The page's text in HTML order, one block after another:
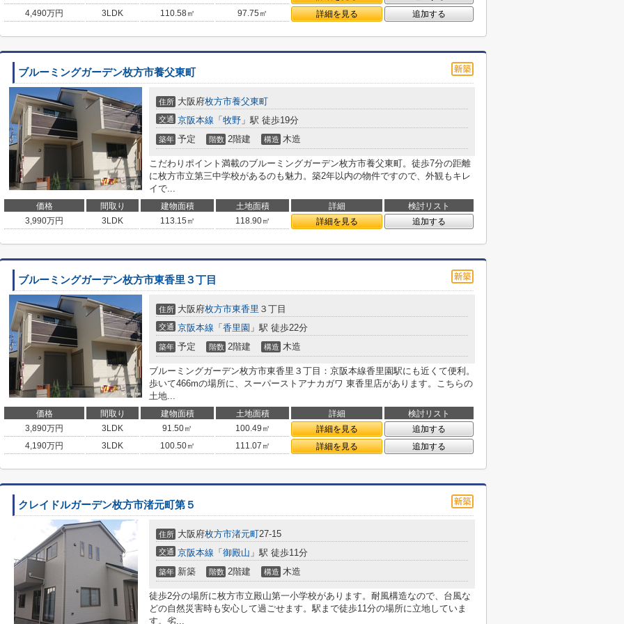
4,490万円 3LDK 110.58㎡ 97.75㎡ 詳細を見る 追加する
ブルーミングガーデン枚方市養父東町
住所 大阪府枚方市養父東町
交通 京阪本線 「 牧野 」駅 徒歩19分
築年 予定 階数 2階建 構造 木造
こだわりポイント満載のブルーミングガーデン枚方市養父東町。徒歩7分の距離
に枚方市立第三中学校があるのも魅力。築2年以内の物件ですので、外観もキレ
イで...
価格 間取り 建物面積 土地面積 詳細
検討リスト
3,990万円 3LDK 113.15㎡ 118.90㎡ 詳細を見る 追加する
ブルーミングガーデン枚方市東香里３丁目
住所 大阪府枚方市東香里 ３丁目
交通 京阪本線 「 香里園 」駅 徒歩22分
築年 予定 階数 2階建 構造 木造
ブルーミングガーデン枚方市東香里３丁目：京阪本線香里園駅にも近くて便利。
歩いて466mの場所に、スーパーストアナカガワ 東香里店があります。こちらの
土地...
価格 間取り 建物面積 土地面積 詳細
検討リスト
3,890万円 3LDK 91.50㎡ 100.49㎡ 詳細を見る
追加する
4,190万円 3LDK 100.50㎡ 111.07㎡ 詳細を見る 追加する
クレイドルガーデン枚方市渚元町第５
住所 大阪府枚方市渚元町27-15
交通 京阪本線 「 御殿山 」駅 徒歩11分
築年 新築 階数 2階建 構造 木造
徒歩2分の場所に枚方市立殿山第一小学校があります。耐風構造なので、台風な
どの自然災害時も安心して過ごせます。駅まで徒歩11分の場所に立地していま
す。劣...